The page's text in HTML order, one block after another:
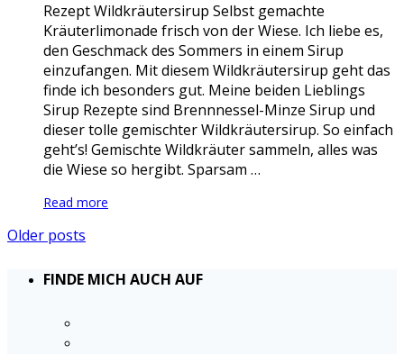
Rezept Wildkräutersirup Selbst gemachte
Kräuterlimonade frisch von der Wiese. Ich liebe es,
den Geschmack des Sommers in einem Sirup
einzufangen. Mit diesem Wildkräutersirup geht das
finde ich besonders gut. Meine beiden Lieblings
Sirup Rezepte sind Brennnessel-Minze Sirup und
dieser tolle gemischter Wildkräutersirup. So einfach
geht’s! Gemischte Wildkräuter sammeln, alles was
die Wiese so hergibt. Sparsam …
Read more
Older posts
FINDE MICH AUCH AUF